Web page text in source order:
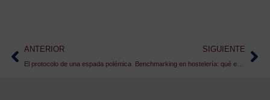
ANTERIOR
El protocolo de una espada polémica
SIGUIENTE
Benchmarking en hostelería: qué es y cómo aplicarlo